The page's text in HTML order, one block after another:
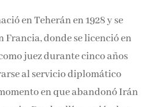
e irónico, será el
en Teherán en 1928 y se
Francia, donde se licenció